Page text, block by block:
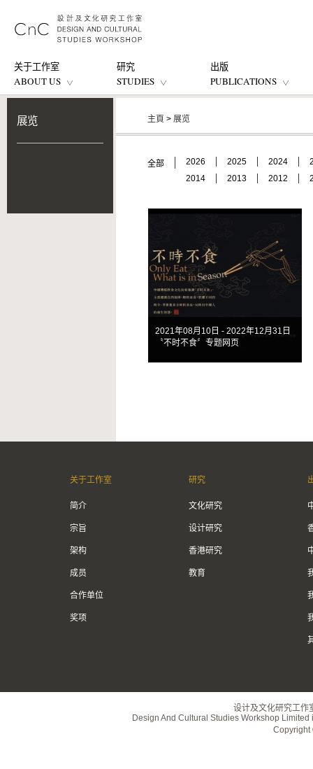
关于工作室
ABOUT US
研究
STUDIES
出版
PUBLICATIONS
展览 主頁 > 展览
全部 2026 2025 2024
2014
2013 2012
2021年08月10日 - 2022年12月31日
〝不时不食〞专题网页
关于工作室
简介
宗旨
架构
成员
合作单位
奖项
研究
文化研究
设计研究
香港研究
教育
设计及文化研究工作
Design And Cultural Studies Workshop
Copyright